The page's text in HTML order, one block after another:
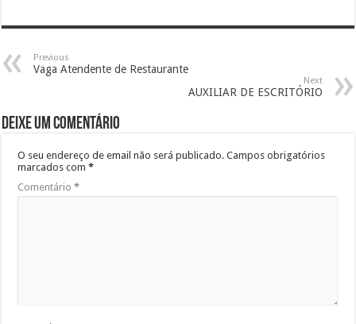
Previous
Vaga Atendente de Restaurante
Next
AUXILIAR DE ESCRITÓRIO
Deixe um comentário
O seu endereço de email não será publicado. Campos obrigatórios
marcados com*
Comentário*